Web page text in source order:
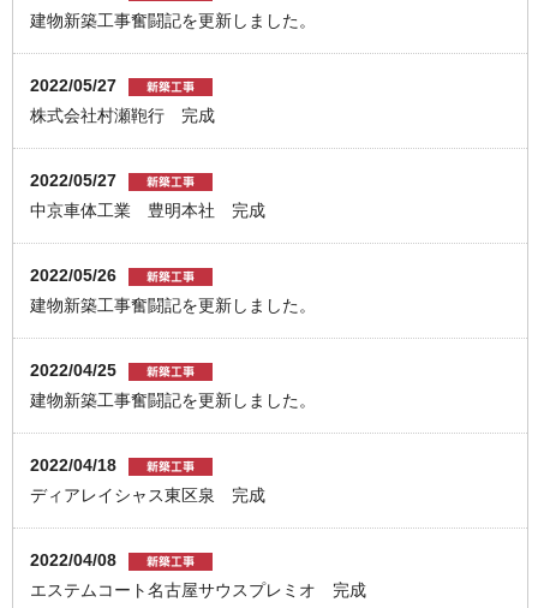
建物新築工事奮闘記を更新しました。
2022/05/27
株式会社村瀬鞄行 完成
2022/05/27
中京車体工業 豊明本社 完成
2022/05/26
建物新築工事奮闘記を更新しました。
2022/04/25
建物新築工事奮闘記を更新しました。
2022/04/18
ディアレイシャス東区泉 完成
2022/04/08
エステムコート名古屋サウスプレミオ 完成